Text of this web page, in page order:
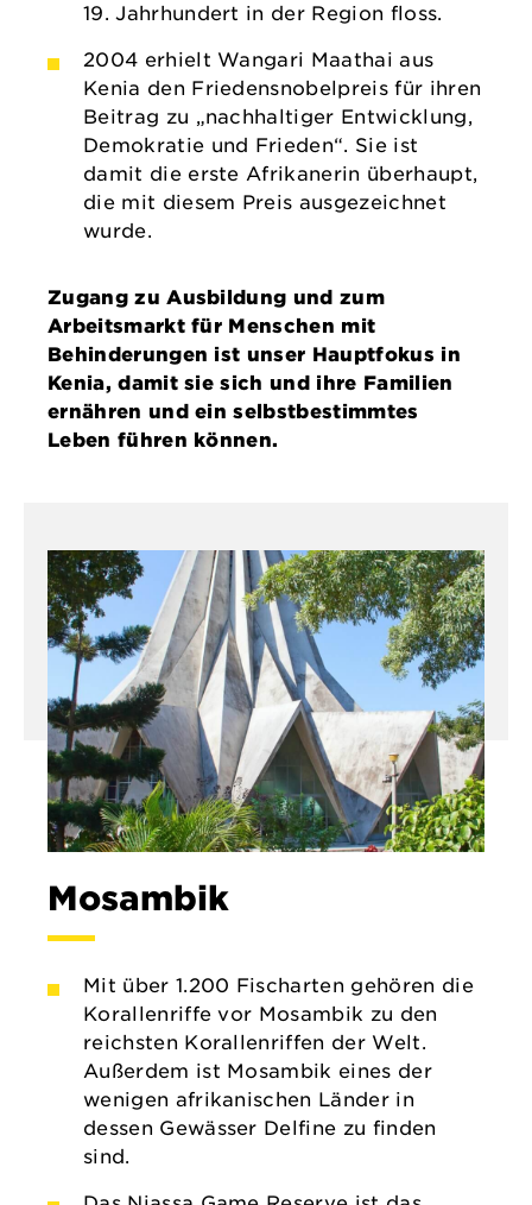
19. Jahrhundert in der Region floss.
2004 erhielt Wangari Maathai aus
Kenia den Friedensnobelpreis für ihren
Beitrag zu „nachhaltiger Entwicklung,
Demokratie und Frieden“. Sie ist
damit die erste Afrikanerin überhaupt,
die mit diesem Preis ausgezeichnet
wurde.
Zugang zu Ausbildung und zum
Arbeitsmarkt für Menschen mit
Behinderungen ist unser Hauptfokus in
Kenia, damit sie sich und ihre Familien
ernähren und ein selbstbestimmtes
Leben führen können.
Mosambik
Mit über 1.200 Fischarten gehören die
Korallenriffe vor Mosambik zu den
reichsten Korallenriffen der Welt.
Außerdem ist Mosambik eines der
wenigen afrikanischen Länder in
dessen Gewässer Delfine zu finden
sind.